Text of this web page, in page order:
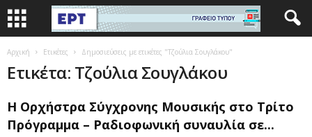
Αρχική Ετικέτες Δημοσιεύσεις με ετικέτες "Τζούλια Σουγλάκου"
Ετικέτα: Τζούλια Σουγλάκου
Η Ορχήστρα Σύγχρονης Μουσικής στο Τρίτο
Πρόγραμμα – Ραδιοφωνική συναυλία σε...